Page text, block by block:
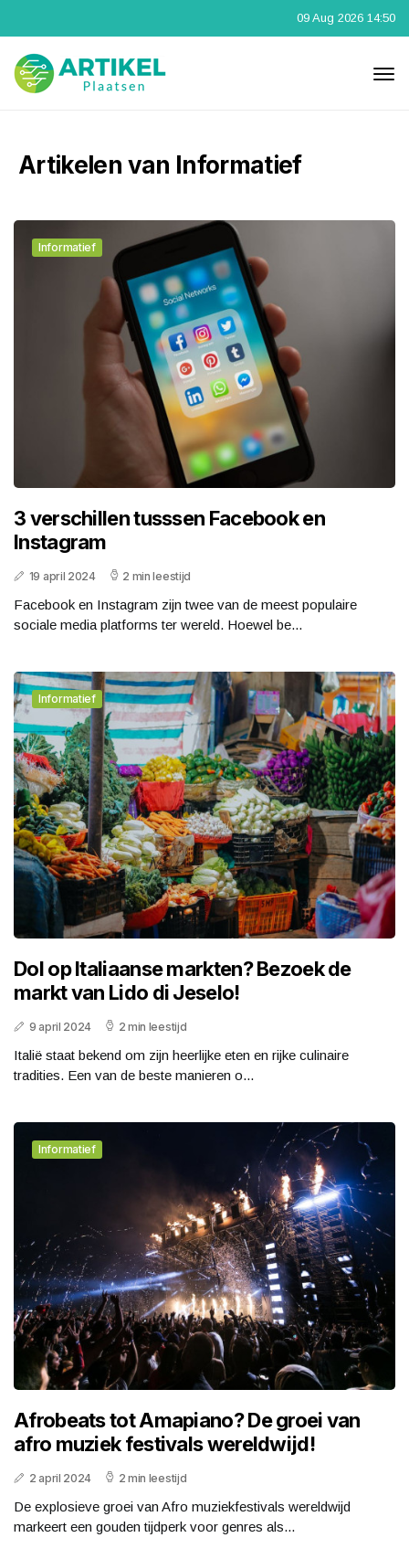
09 Aug 2026 14:50
Artikelen van Informatief
Informatief
3 verschillen tusssen Facebook en
Instagram
19 april 2024 2 min leestijd
Facebook en Instagram zijn twee van de meest populaire
sociale media platforms ter wereld. Hoewel be...
Informatief
Dol op Italiaanse markten? Bezoek de
markt van Lido di Jeselo!
9 april 2024 2 min leestijd
Italië staat bekend om zijn heerlijke eten en rijke culinaire
tradities. Een van de beste manieren o...
Informatief
Afrobeats tot Amapiano? De groei van
afro muziek festivals wereldwijd!
2 april 2024 2 min leestijd
De explosieve groei van Afro muziekfestivals wereldwijd
markeert een gouden tijdperk voor genres als...